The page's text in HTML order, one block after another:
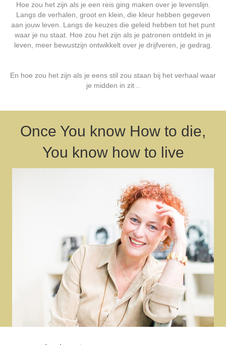
Hoe zou het zijn als je een reis ging maken over je levenslijn.
Langs de verhalen, groot en klein, die kleur hebben gegeven
aan jouw leven. Langs de keuzes die geleid hebben tot het punt
waar je nu staat. Hoe zou het zijn als je patronen ontdekt in je
leven, meer bewustzijn ontwikkelt over je drijfveren, je gedrag.
En hoe zou het zijn als je eens stil zou staan bij het verhaal waar
je midden in zit ..
Once You know How to die,
You know how to live